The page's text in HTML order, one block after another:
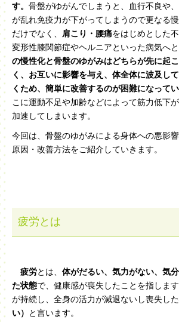
す。 骨盤がゆがんでしまうと、血行不良や
が乱れ免疫力が下がってしまうので更なる
だけでなく、
肩こり・腰痛をはじめとした
変形性膝関節症やヘルニアといった病気へと
の慢性化と骨盤のゆがみはどちらが先に起
く、お互いに影響を与え、体全体に波及し
くため、簡単に改善するのが困難になってい
こに運動不足や加齢などによって筋力低下
加速してしまいます。
今回は、骨盤のゆがみによる身体への悪影
原因・改善方法をご紹介していきます。
疲労とは
疲労とは、 体がだるい、気力がない、気
た状態で、健康感が喪失したことを指しま
が持続し、全身の活力が減退ないし喪失し
い）
と言います。